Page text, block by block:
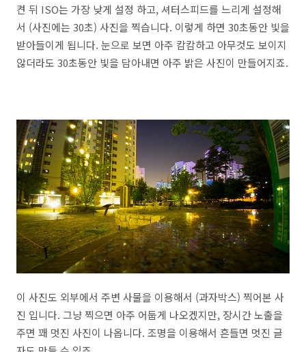
켠 뒤 ISO는 가장 낮게 설정 하고, 셔터스피드를 느리게 설정해
서 (사진에는 30초) 사진을 찍습니다. 이렇게 하면 30초동안 빛을
받아들이게 됩니다. 눈으로 보면 아주 캄캄하고 아무것도 보이지
않더라도 30초동안 빛을 담아내면 아주 밝은 사진이 만들어지죠.
이 사진도 외부에서 주변 사물을 이용해서 (과자박스) 찍어본 사
진 입니다. 그냥 찍으면 아주 어둡게 나오겠지만, 장시간 노출을
주면 꽤 멋진 사진이 나옵니다. 조명을 이용해서 흔들면 멋진 글